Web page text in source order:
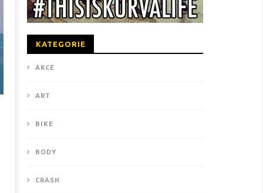
KATEGORIE
AKCE
ART
BIKE
BODY
CRASH